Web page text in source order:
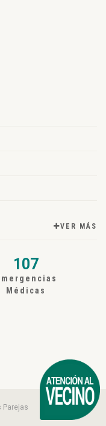
VER MÁS
107
Médicas
Parejas